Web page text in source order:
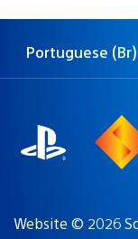
publicação:
Selecione
Região
Portuguese (Br)
Website © 2026